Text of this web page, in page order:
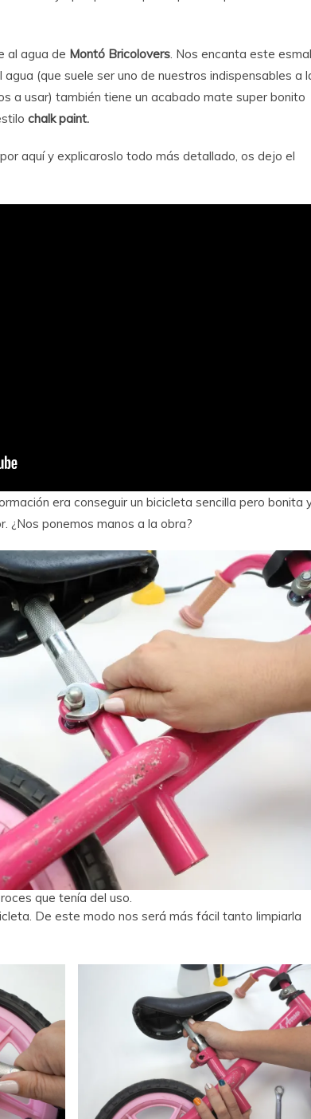
al agua de Montó Bricolovers . Nos encanta este
(que suele ser uno de nuestros indispensables a
a usar) también tiene un acabado mate super bonito
chalk paint.
aquí y explicaroslo todo más detallado, os dejo el
era conseguir un bicicleta sencilla pero bonita
¿Nos ponemos manos a la obra?
que tenía del uso.
De este modo nos será más fácil tanto limpiarla